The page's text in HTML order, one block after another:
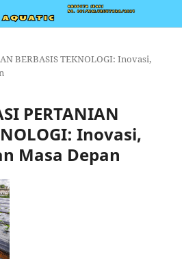
BERBASIS TEKNOLOGI: Inovasi,
PERTANIAN
Inovasi,
Masa Depan